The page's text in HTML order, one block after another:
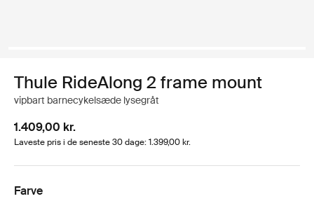
Thule RideAlong 2 frame mount
vipbart barnecykelsæde lysegråt
1.409,00 kr.
Laveste pris i de seneste 30 dage: 1.399,00 kr.
Farve